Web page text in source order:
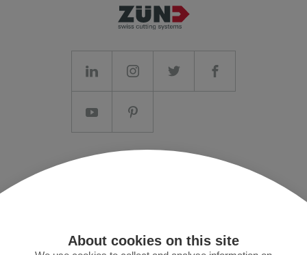
About cookies on this site
MyZund